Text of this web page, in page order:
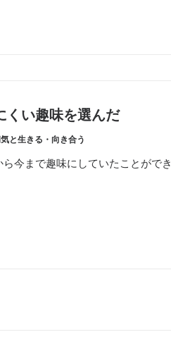
くい趣味を選んだ
と生きる・向き合う
今まで趣味にしていたことができ